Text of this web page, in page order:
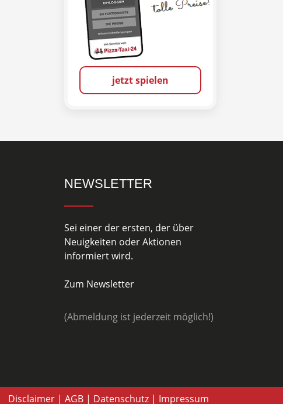
jetzt spielen
NEWSLETTER
Sei einer der ersten, der über
Neuigkeiten oder Aktionen
informiert wird.
Zum Newsletter
(Abmeldung ist jederzeit möglich!)
Disclaimer| AGB| Datenschutz| Impressum